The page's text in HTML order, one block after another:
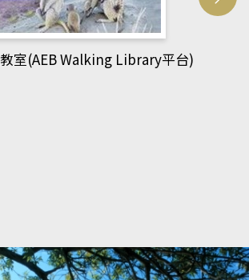
平台) 網管人